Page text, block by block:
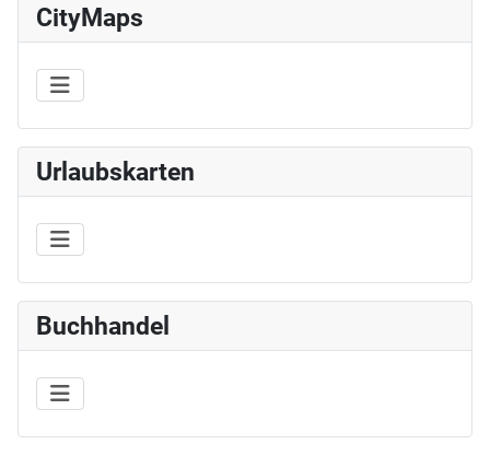
CityMaps
Urlaubskarten
Buchhandel